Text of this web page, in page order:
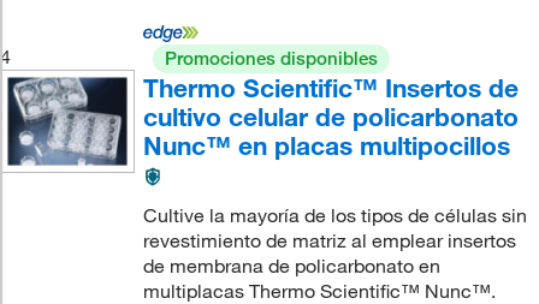
4 Promociones disponibles
Thermo Scientific™ Insertos de
cultivo celular de policarbonato
Nunc™ en placas multipocillos
Cultive la mayoría de los tipos de células sin
revestimiento de matriz al emplear insertos
de membrana de policarbonato en
multiplacas Thermo Scientific™ Nunc™.